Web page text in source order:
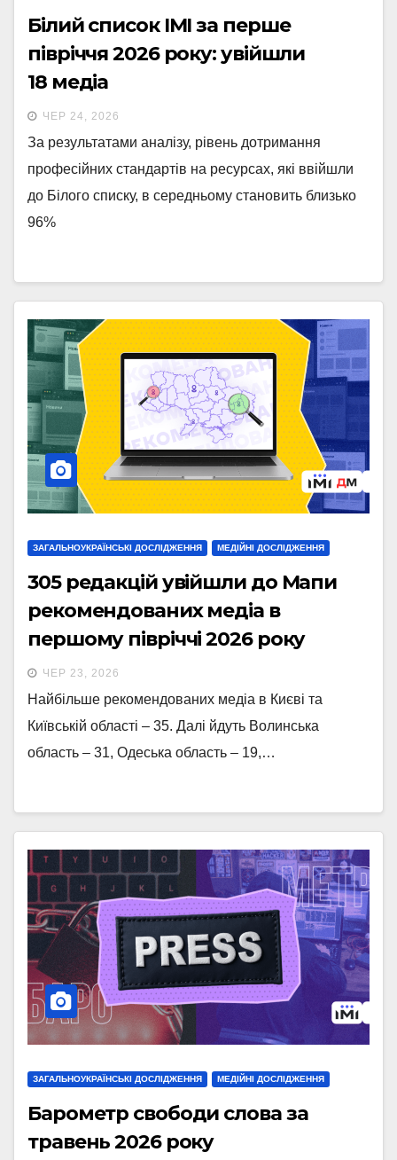
Білий список ІМІ за перше
півріччя 2026 року: увійшли
18 медіа
ЧЕР 24, 2026
За результатами аналізу, рівень дотримання
професійних стандартів на ресурсах, які ввійшли
до Білого списку, в середньому становить близько
96%
ЗАГАЛЬНОУКРАЇНСЬКІ ДОСЛІДЖЕННЯ МЕДІЙНІ ДОСЛІДЖЕННЯ
305 редакцій увійшли до Мапи
рекомендованих медіа в
першому півріччі 2026 року
ЧЕР 23, 2026
Найбільше рекомендованих медіа в Києві та
Київській області – 35. Далі йдуть Волинська
область – 31, Одеська область – 19,…
ЗАГАЛЬНОУКРАЇНСЬКІ ДОСЛІДЖЕННЯ МЕДІЙНІ ДОСЛІДЖЕННЯ
Барометр свободи слова за
травень 2026 року